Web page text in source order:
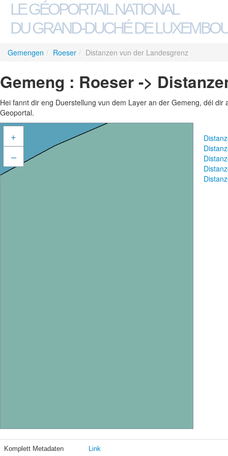
LE GÉOPORTAIL NATIONAL
DU GRAND-DUCHÉ DE
Gemengen / Roeser / Distanzen vun der Landesgrenz
Gemeng : Roeser ->
Hei fannt dir eng Duerstellung vun dem Layer an der Gemeng, déi
Geoportal.
+
–
Komplett Metadaten Link